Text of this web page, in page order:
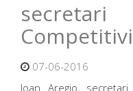
07-06-2016
Joan Aregio,